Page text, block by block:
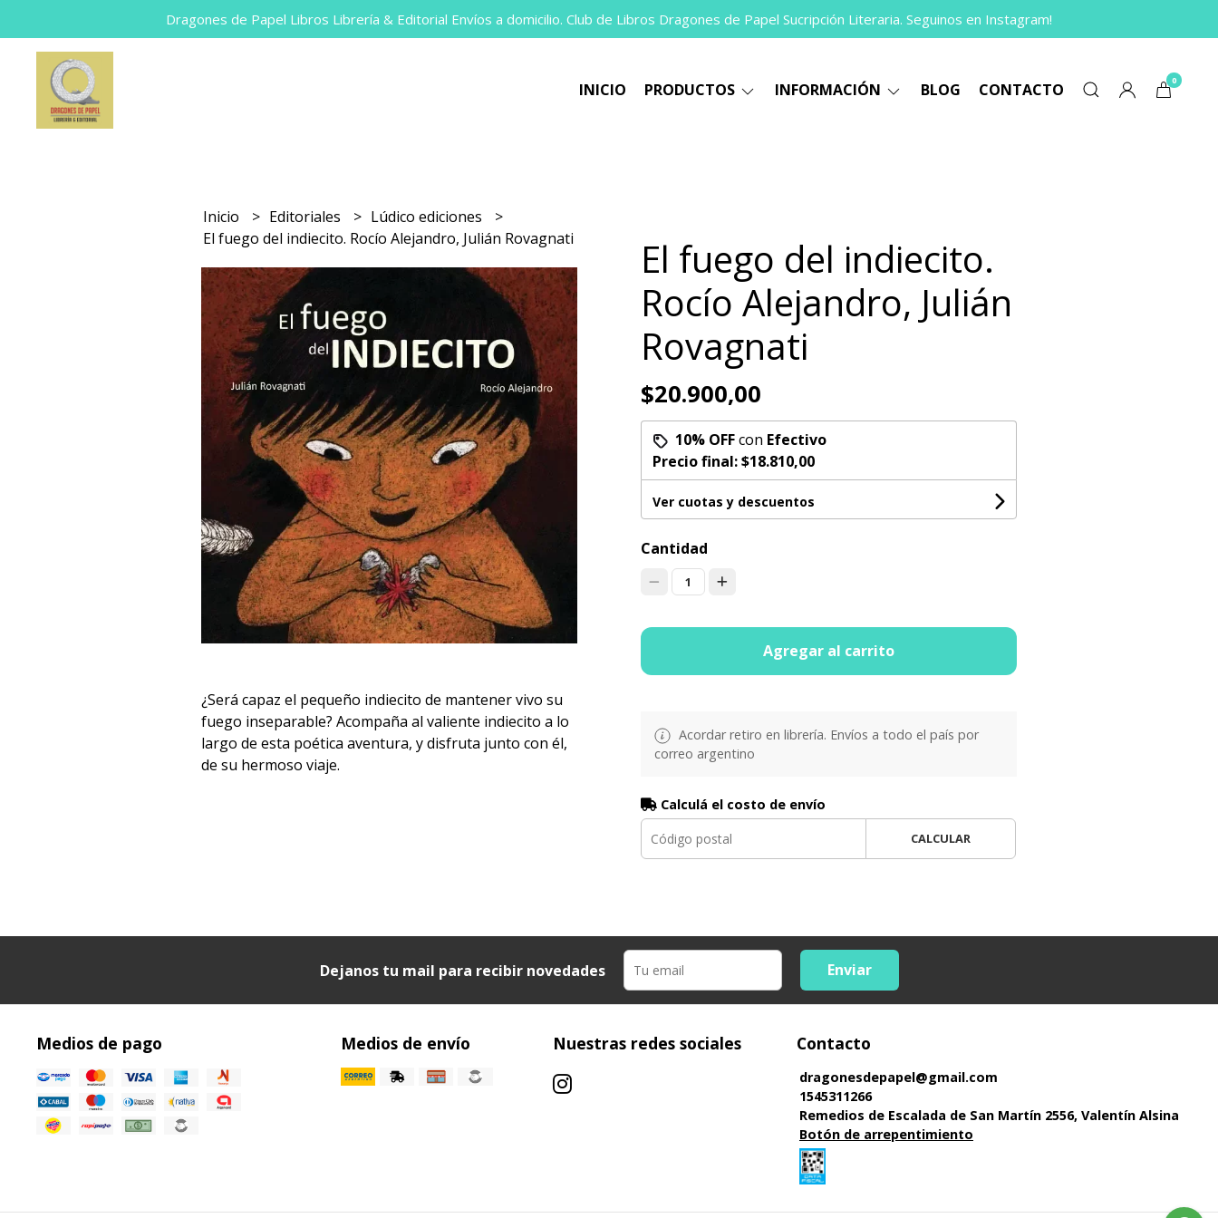
Dragones de Papel Libros Librería & Editorial Envíos a domicilio. Club de Libros Dragones de Papel Sucripción Literaria. Seguinos en Instagram!
INICIO PRODUCTOS INFORMACIÓN BLOG CONTACTO 0
Inicio Editoriales
Lúdico ediciones
El fuego del indiecito. Rocío Alejandro, Julián Rovagnati
¿Será capaz el pequeño indiecito de mantener vivo su
fuego inseparable? Acompaña al valiente indiecito a lo
largo de esta poética aventura, y disfruta junto con él,
de su hermoso viaje.
El fuego del indiecito.
Rocío Alejandro, Julián
Rovagnati
$20.900,00
10% OFFcon Efectivo
Precio final:$18.810,00
Ver cuotas y descuentos
Cantidad
1
Agregar al carrito
Acordar retiro en librería. Envíos a todo el país por
correo argentino
Calculá el costo de envío
CALCULAR
Dejanos tu mail para recibir novedades Enviar
Medios de pago Medios de envío Nuestras redes sociales Contacto
dragonesdepapel@gmail.com
1545311266
Remedios de Escalada de San Martín 2556, Valentín Alsina
Botón de arrepentimiento